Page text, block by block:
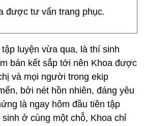
được tư vấn trang phục.
luyện vừa qua, là thí sinh
bán kết sắp tới nên Khoa được
và mọi người trong ekip
bởi nét hồn nhiên, đáng yêu
là ngay hôm đầu tiên tập
ở cùng một chỗ, Khoa chỉ